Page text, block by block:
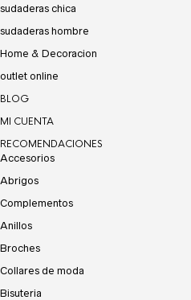
sudaderas chica
sudaderas hombre
Home & Decoracion
outlet online
BLOG
MI CUENTA
RECOMENDACIONES
Accesorios
Abrigos
Complementos
Anillos
Broches
Collares de moda
Bisuteria